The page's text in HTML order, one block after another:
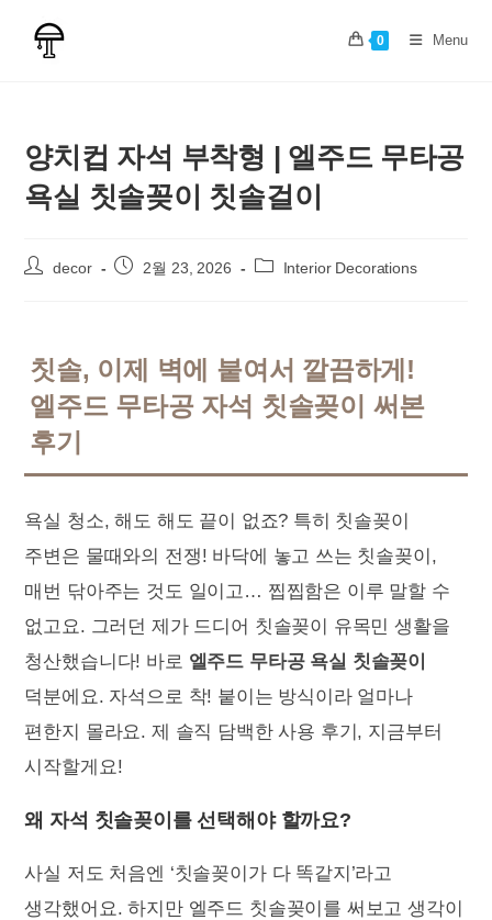
0 Menu
양치컵 자석 부착형 | 엘주드 무타공
욕실 칫솔꽂이 칫솔걸이
Postdecor
Post 2월 23, 2026
Post Interior Decorations
칫솔, 이제 벽에 붙여서 깔끔하게!
엘주드 무타공 자석 칫솔꽂이 써본
후기
욕실 청소, 해도 해도 끝이 없죠? 특히 칫솔꽂이
주변은 물때와의 전쟁! 바닥에 놓고 쓰는 칫솔꽂이,
매번 닦아주는 것도 일이고… 찝찝함은 이루 말할 수
없고요. 그러던 제가 드디어 칫솔꽂이 유목민 생활을
청산했습니다! 바로 엘주드 무타공 욕실 칫솔꽂이
덕분에요. 자석으로 착! 붙이는 방식이라 얼마나
편한지 몰라요. 제 솔직 담백한 사용 후기, 지금부터
시작할게요!
왜 자석 칫솔꽂이를 선택해야 할까요?
사실 저도 처음엔 ‘칫솔꽂이가 다 똑같지’라고
생각했어요. 하지만 엘주드 칫솔꽂이를 써보고 생각이